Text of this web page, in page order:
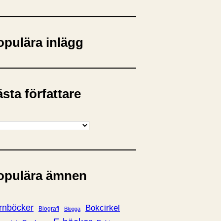
inlägg
författare
ämnen
Biografi Blogga Bokcirkel